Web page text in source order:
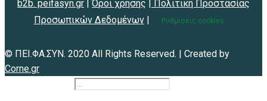
b2b. peifasyn.gr |Όροι χρήσης | Πολιτική Προστασίας
Προσωπικών Δεδομένων| Ρυθμίσεις cookies
© ΠΕΙ.ΦΑ.ΣΥΝ. 2020 All Rights Reserved. | Created by
Corne.gr